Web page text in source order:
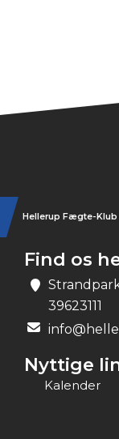
Hellerup Fægte-Klub
Find os
39623111
Nyttige
Kalender